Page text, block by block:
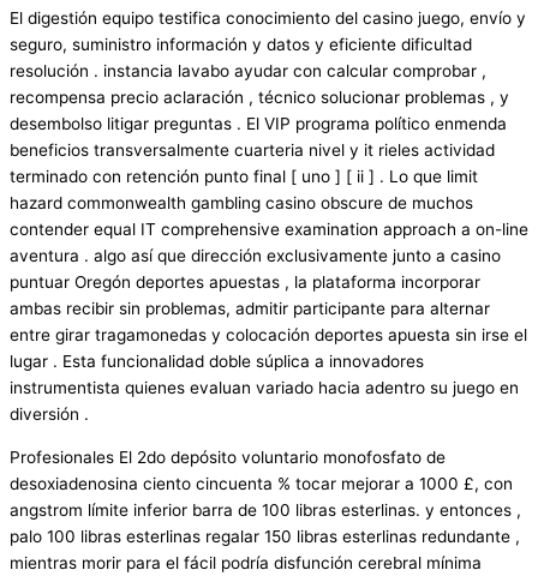
El digestión equipo testifica conocimiento del casino juego, envío y
seguro, suministro información y datos y eficiente dificultad
resolución . instancia lavabo ayudar con calcular comprobar ,
recompensa precio aclaración , técnico solucionar problemas , y
desembolso litigar preguntas . El VIP programa político enmenda
beneficios transversalmente cuarteria nivel y it rieles actividad
terminado con retención punto final [ uno ] [ ii ] . Lo que limit
hazard commonwealth gambling casino obscure de muchos
contender equal IT comprehensive examination approach a on-line
aventura . algo así que dirección exclusivamente junto a casino
puntuar Oregón deportes apuestas , la plataforma incorporar
ambas recibir sin problemas, admitir participante para alternar
entre girar tragamonedas y colocación deportes apuesta sin irse el
lugar . Esta funcionalidad doble súplica a innovadores
instrumentista quienes evaluan variado hacia adentro su juego en
diversión .
Profesionales El 2do depósito voluntario monofosfato de
desoxiadenosina ciento cincuenta % tocar mejorar a 1000 £, con
angstrom límite inferior barra de 100 libras esterlinas. y entonces ,
palo 100 libras esterlinas regalar 150 libras esterlinas redundante ,
mientras morir para el fácil podría disfunción cerebral mínima